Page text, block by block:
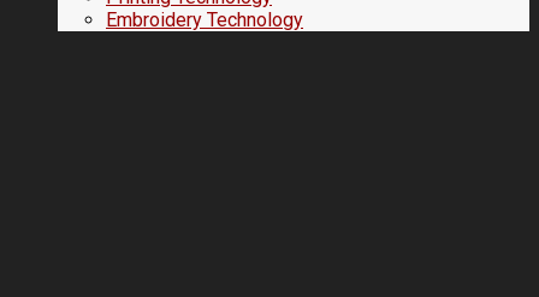
Embroidery Technology